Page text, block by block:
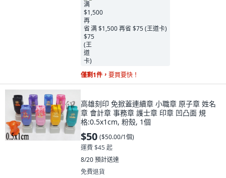
满 $1,500 再省 $75 (王道卡)
僅剩1件， 要買要快！
高雄刻印 免掀蓋連續章 小職章 原子章 姓名
章 會計章 事務章 護士章 印章 凹凸面 規
格:0.5x1cm, 粉殼, 1個
$50 ($50.00/1個)
運費 $45 起
8/20預計送達
免費退貨